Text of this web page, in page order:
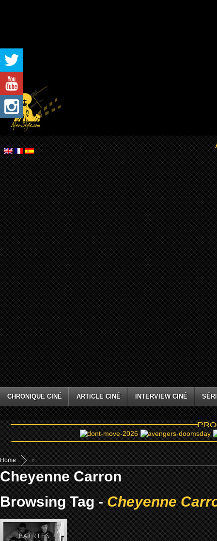
CHRONIQUE CINÉ ARTICLE CINÉ INTERVIEW CINÉ
Home »
Cheyenne Carron
Browsing Tag -Cheyenne